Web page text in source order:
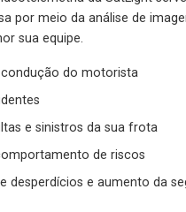
por meio da análise de
sua equipe.
do motorista
e sinistros da sua frota
de riscos
desperdícios e aumento da